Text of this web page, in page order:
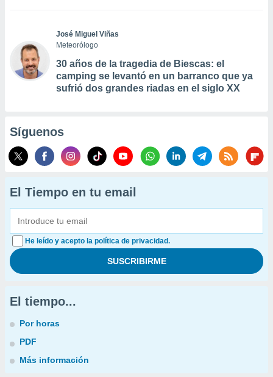
José Miguel Viñas
Meteorólogo
30 años de la tragedia de Biescas: el
camping se levantó en un barranco que ya
sufrió dos grandes riadas en el siglo XX
Síguenos
El Tiempo en tu email
He leído y acepto la política de privacidad.
El tiempo...
Por horas
PDF
Más información